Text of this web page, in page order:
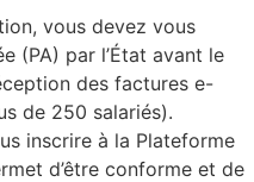
vous devez vous
(PA) par l’État avant le
des factures e-
de 250 salariés).
inscrire à la Plateforme
d’être conforme et de